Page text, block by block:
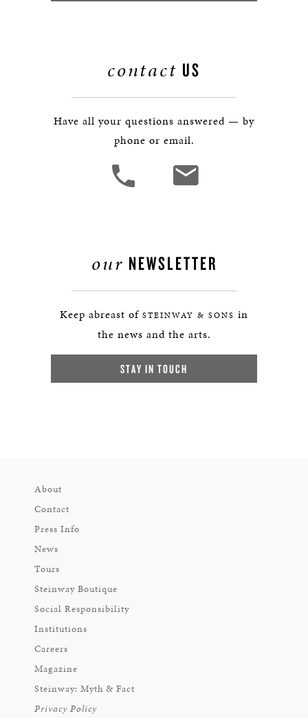
contact US
Have all your questions answered — by
phone or email.
our NEWSLETTER
Keep abreast of STEINWAY & SONS in
the news and the arts.
STAY IN TOUCH
About
Contact
Press Info
News
Tours
Steinway Boutique
Social Responsibility
Institutions
Careers
Magazine
Steinway: Myth & Fact
Privacy Policy